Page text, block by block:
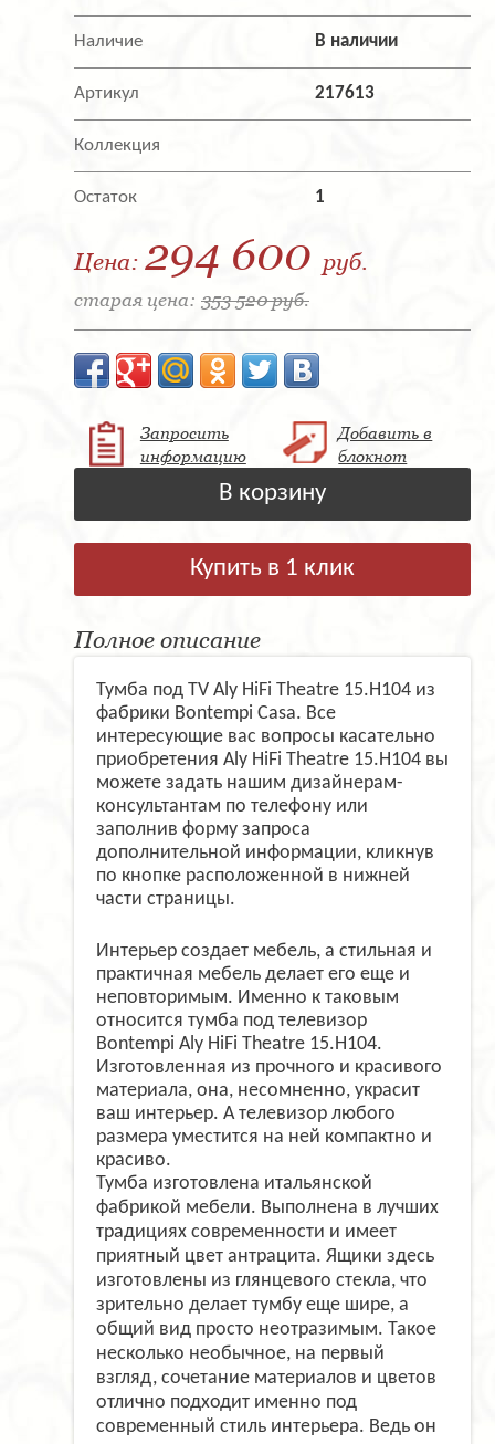
Наличие В наличии
Артикул 217613
Коллекция
Остаток 1
Цена: 294 600 руб.
старая цена: 353 520 руб.
Запросить
информацию
Добавить в
блокнот
В корзину
Купить в 1 клик
Полное описание
Тумба под TV Aly HiFi Theatre 15.H104 из
фабрики Bontempi Casa. Все
интересующие вас вопросы касательно
приобретения Aly HiFi Theatre 15.H104 вы
можете задать нашим дизайнерам-
консультантам по телефону или
заполнив форму запроса
дополнительной информации, кликнув
по кнопке расположенной в нижней
части страницы.
Интерьер создает мебель, а стильная и
практичная мебель делает его еще и
неповторимым. Именно к таковым
относится тумба под телевизор
Bontempi Aly HiFi Theatre 15.H104.
Изготовленная из прочного и красивого
материала, она, несомненно, украсит
ваш интерьер. А телевизор любого
размера уместится на ней компактно и
красиво.
Тумба изготовлена итальянской
фабрикой мебели. Выполнена в лучших
традициях современности и имеет
приятный цвет антрацита. Ящики здесь
изготовлены из глянцевого стекла, что
зрительно делает тумбу еще шире, а
общий вид просто неотразимым. Такое
несколько необычное, на первый
взгляд, сочетание материалов и цветов
отлично подходит именно под
современный стиль интерьера. Ведь он